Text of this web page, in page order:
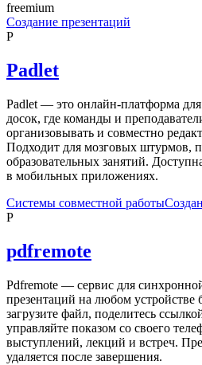
freemium
Создание презентаций
P
Padlet
Padlet — это онлайн-платформа
досок, где команды и
организовывать и совместно
Подходит для мозговых штурмов,
образовательных занятий.
в мобильных приложениях.
Системы совместной работы
P
pdfremote
Pdfremote — сервис для
презентаций на любом устройстве
загрузите файл, поделитесь
управляйте показом со своего
выступлений, лекций и встреч.
удаляется после завершения.